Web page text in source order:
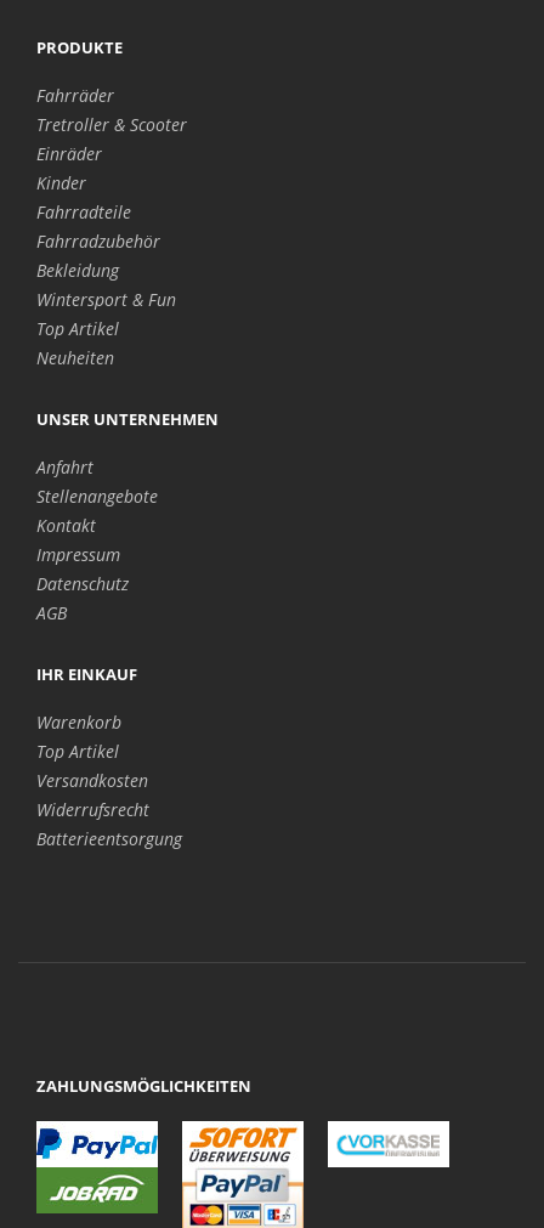
PRODUKTE
Fahrräder
Tretroller & Scooter
Einräder
Kinder
Fahrradteile
Fahrradzubehör
Bekleidung
Wintersport & Fun
Top Artikel
Neuheiten
UNSER UNTERNEHMEN
Anfahrt
Stellenangebote
Kontakt
Impressum
Datenschutz
AGB
IHR EINKAUF
Warenkorb
Top Artikel
Versandkosten
Widerrufsrecht
Batterieentsorgung
ZAHLUNGSMÖGLICHKEITEN